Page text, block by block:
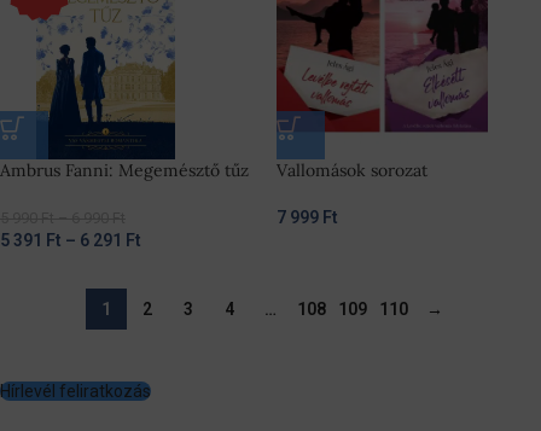
Ambrus Fanni: Megemésztő tűz
5 391 Ft – 6 291 Ft
Vallomások sorozat
7 999 Ft
1 2 3 4 … 108 109 110 →
Hírlevél feliratkozás